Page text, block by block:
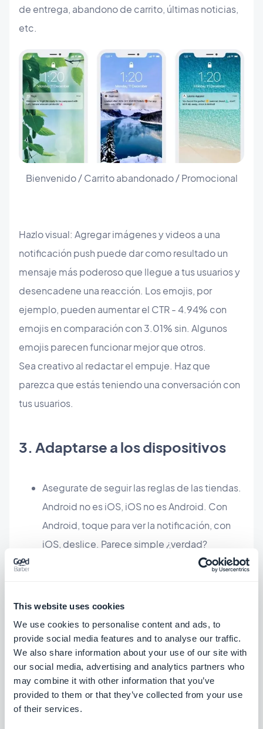
This website uses cookies
We use cookies to personalise content and ads, to
provide social media features and to analyse our traffic.
We also share information about your use of our site with
our social media, advertising and analytics partners who
may combine it with other information that you’ve
provided to them or that they’ve collected from your use
of their services.
de entrega, abandono de carrito, últimas noticias,
etc.
Bienvenido / Carrito abandonado / Promocional
Hazlo visual: Agregar imágenes y videos a una
notificación push puede dar como resultado un
mensaje más poderoso que llegue a tus usuarios y
desencadene una reacción. Los emojis, por
ejemplo, pueden aumentar el CTR - 4.94% con
emojis en comparación con 3.01% sin. Algunos
emojis parecen funcionar mejor que otros.
Sea creativo al redactar el empuje. Haz que
parezca que estás teniendo una conversación con
tus usuarios.
3. Adaptarse a los dispositivos
Asegurate de seguir las reglas de las tiendas.
Android no es iOS, iOS no es Android. Con
Android, toque para ver la notificación, con
iOS, deslice. Parece simple ¿verdad?
En cuanto a la duración de las notificaciones push:
al punto. Esto hará que tu notificación push sea
legible al instante por el usuario. Como una regla
de oro:
- 60-90 caracteres para Android.
- No más de 120 caracteres para iOS
De esta manera, tu notificación push aparecerá en
su totalidad.